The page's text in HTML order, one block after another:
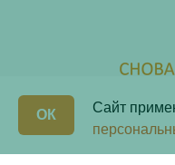
Сайт
ОК